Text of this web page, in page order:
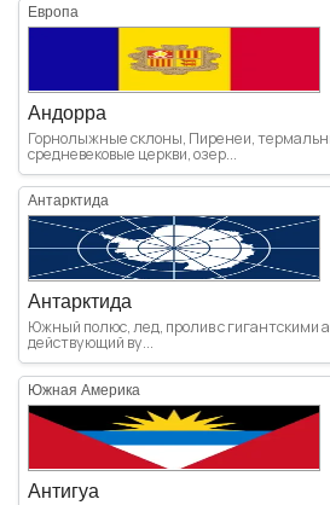
Европа
Андорра
Горнолыжные склоны, Пиренеи,
средневековые церкви, озер...
Антарктида
Антарктида
Южный полюс, лед, пролив с
действующий ву...
Южная Америка
Антигуа